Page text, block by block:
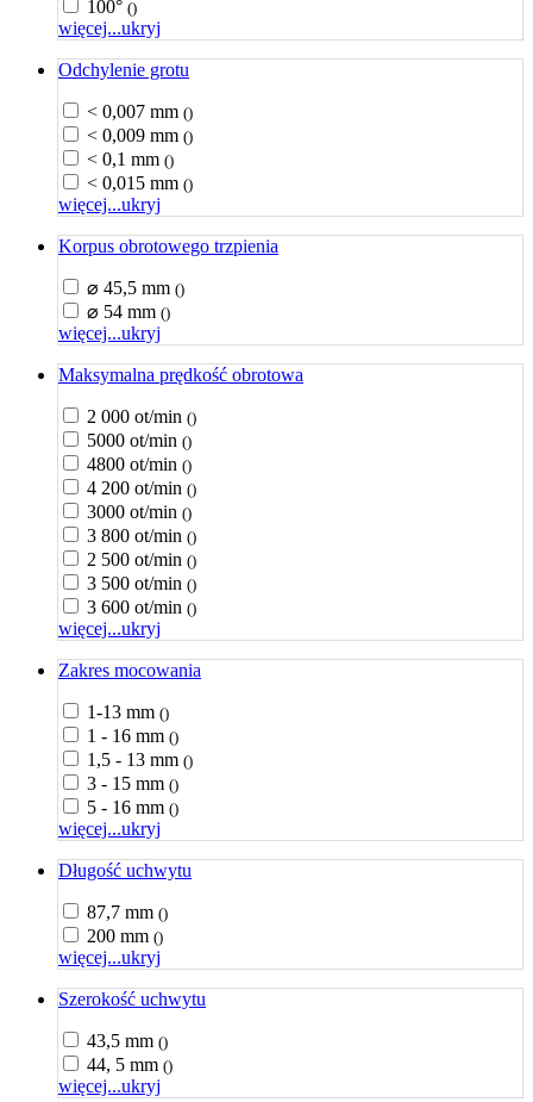
100° ()
więcej...ukryj
Odchylenie grotu
< 0,007 mm ()
< 0,009 mm ()
< 0,1 mm ()
< 0,015 mm ()
więcej...ukryj
Korpus obrotowego trzpienia
⌀ 45,5 mm ()
⌀ 54 mm ()
więcej...ukryj
Maksymalna prędkość obrotowa
2 000 ot/min ()
5000 ot/min ()
4800 ot/min ()
4 200 ot/min ()
3000 ot/min ()
3 800 ot/min ()
2 500 ot/min ()
3 500 ot/min ()
3 600 ot/min ()
więcej...ukryj
Zakres mocowania
1-13 mm ()
1 - 16 mm ()
1,5 - 13 mm ()
3 - 15 mm ()
5 - 16 mm ()
więcej...ukryj
Długość uchwytu
87,7 mm ()
200 mm ()
więcej...ukryj
Szerokość uchwytu
43,5 mm ()
44, 5 mm ()
więcej...ukryj